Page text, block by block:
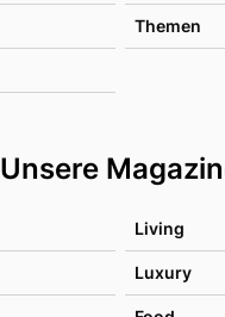
Themen
Unsere
Living
Luxury